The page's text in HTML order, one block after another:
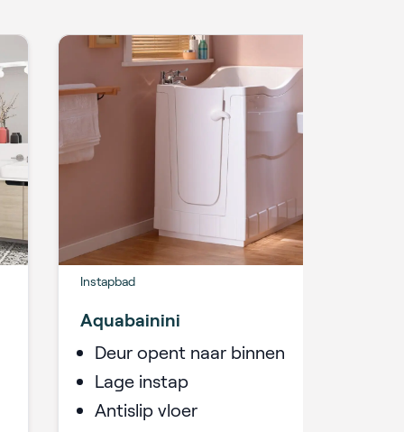
Instapbad
Aquabainini
Deur opent naar binnen
Lage instap
Antislip vloer